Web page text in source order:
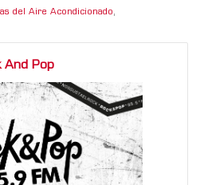
del Aire Acondicionado,
And Pop